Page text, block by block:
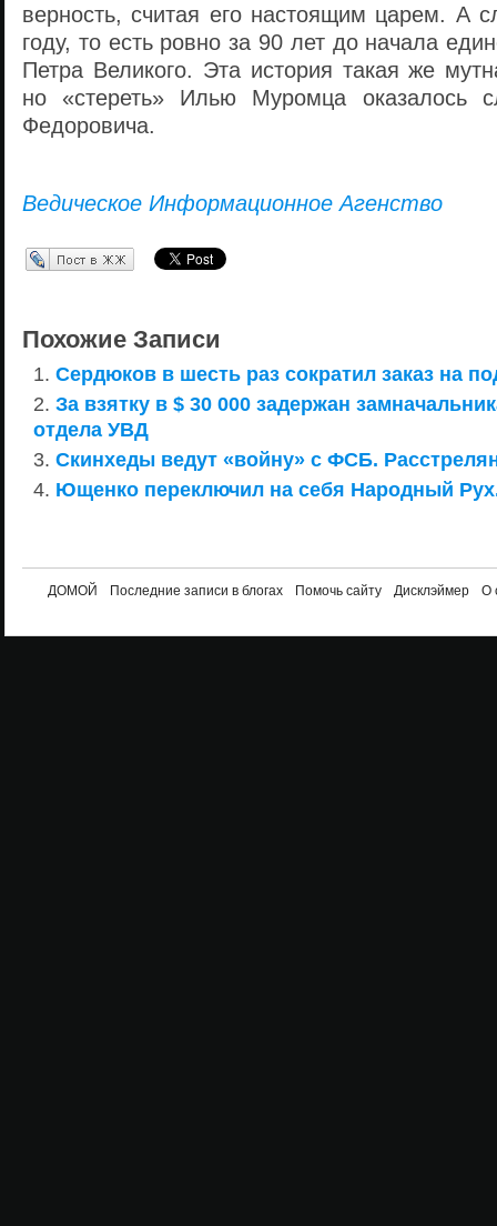
верность, считая его настоящим царем. А
году, то есть ровно за 90 лет до начала
Петра Великого. Эта история такая же
но «стереть» Илью Муромца оказалось
Федоровича.
Ведическое Информационное Агенство
Перепост в ЖЖ
Похожие Записи
Сердюков в шесть раз сократил заказ на
За взятку в $ 30 000 задержан
отдела УВД
Скинхеды ведут «войну» с ФСБ.
Ющенко переключил на себя Народный
ДОМОЙ Последние записи в блогах Помочь сайту Дисклэймер О